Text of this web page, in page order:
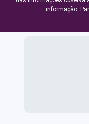
informação.